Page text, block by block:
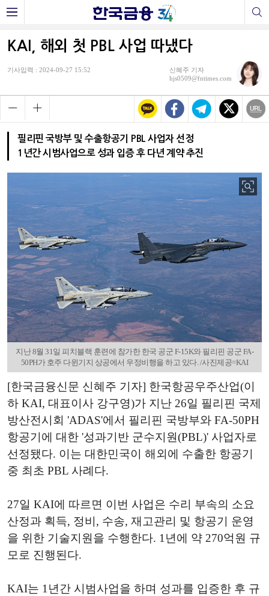
KAI, 해외 첫 PBL 사업 따냈다
기사입력 : 2024-09-27 15:52
신혜주 기자
hjs0509@fntimes.com
필리핀 국방부 및 수출항공기 PBL 사업자 선정
1년간 시범사업으로 성과 입증 후 다년 계약 추진
지난 8월 31일 피치블랙 훈련에 참가한 한국 공군 F-15K와 필리핀 공군 FA-
50PH가 호주 다윈기지 상공에서 우정비행을 하고 있다. /사진제공=KAI
[한국금융신문 신혜주 기자] 한국항공우주산업(이
하 KAI, 대표이사 강구영)가 지난 26일 필리핀 국제
방산전시회 'ADAS'에서 필리핀 국방부와 FA-50PH
항공기에 대한 '성과기반 군수지원(PBL)' 사업자로
선정됐다. 이는 대한민국이 해외에 수출한 항공기
중 최초 PBL 사례다.
27일 KAI에 따르면 이번 사업은 수리 부속의 소요
산정과 획득, 정비, 수송, 재고관리 및 항공기 운영
을 위한 기술지원을 수행한다. 1년에 약 270억원 규
모로 진행된다.
KAI는 1년간 시범사업을 하며 성과를 입증한 후 규